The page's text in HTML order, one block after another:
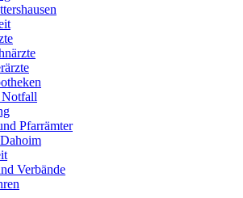
Pfarrämter
Verbände